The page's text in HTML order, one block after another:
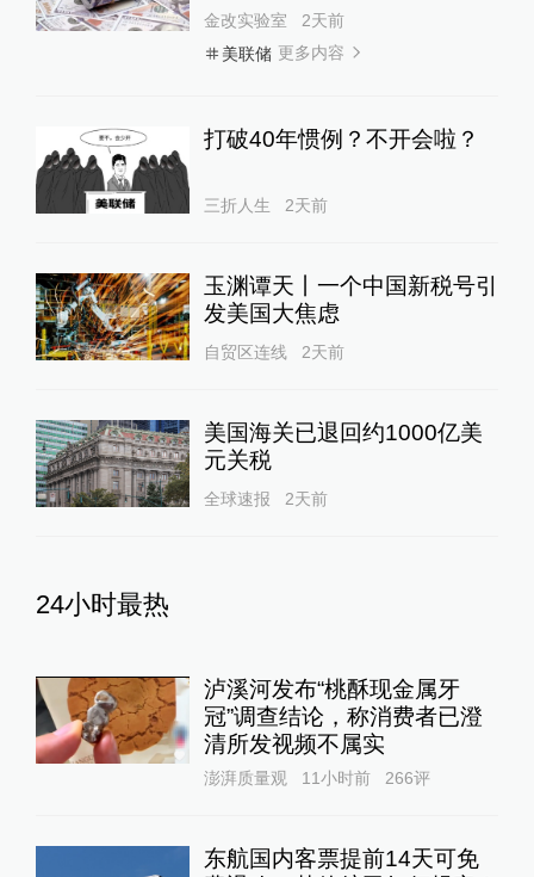
金改实验室
2天前
美联储 更多内容
打破40年惯例？不开会啦？
三折人生 2天前
玉渊谭天丨一个中国新税号引
发美国大焦虑
自贸区连线 2天前
美国海关已退回约1000亿美
元关税
全球速报 2天前
24小时最热
泸溪河发布“桃酥现金属牙
冠”调查结论，称消费者已澄
清所发视频不属实
澎湃质量观 11小时前 266评
东航国内客票提前14天可免